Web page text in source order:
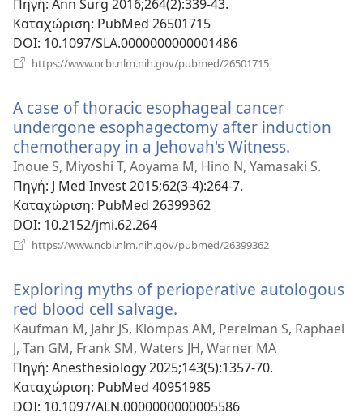
Πηγή‎: Ann Surg 2016;264(2):339-43.
Καταχώριση‎: PubMed 26501715
DOI‎: 10.1097/SLA.0000000000001486
https://www.ncbi.nlm.nih.gov/pubmed/26501715
A case of thoracic esophageal cancer
undergone esophagectomy after induction
chemotherapy in a Jehovah's Witness.
νέο
Inoue S, Miyoshi T, Aoyama M, Hino N, Yamasaki S.
Πηγή‎: J Med Invest 2015;62(3-4):264-7.
Καταχώριση‎: PubMed 26399362
DOI‎: 10.2152/jmi.62.264
https://www.ncbi.nlm.nih.gov/pubmed/26399362
Exploring myths of perioperative autologous
red blood cell salvage.
νέο
παράθυρο)
Kaufman M, Jahr JS, Klompas AM, Perelman S, Raphael
J, Tan GM, Frank SM, Waters JH, Warner MA
Πηγή‎: Anesthesiology 2025;143(5):1357-70.
Καταχώριση‎: PubMed 40951985
DOI‎: 10.1097/ALN.0000000000005586